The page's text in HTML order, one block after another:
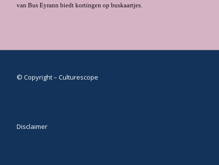
van Bus Eyrann biedt kortingen op buskaartjes.
© Copyright – Culturescope
Disclaimer